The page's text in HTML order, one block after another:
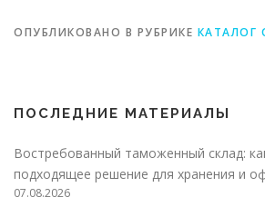
ОПУБЛИКОВАНО В РУБРИКЕ КАТАЛОГ
ПОСЛЕДНИЕ МАТЕРИАЛЫ
Востребованный таможенный склад:
подходящее решение для хранения и
07.08.2026